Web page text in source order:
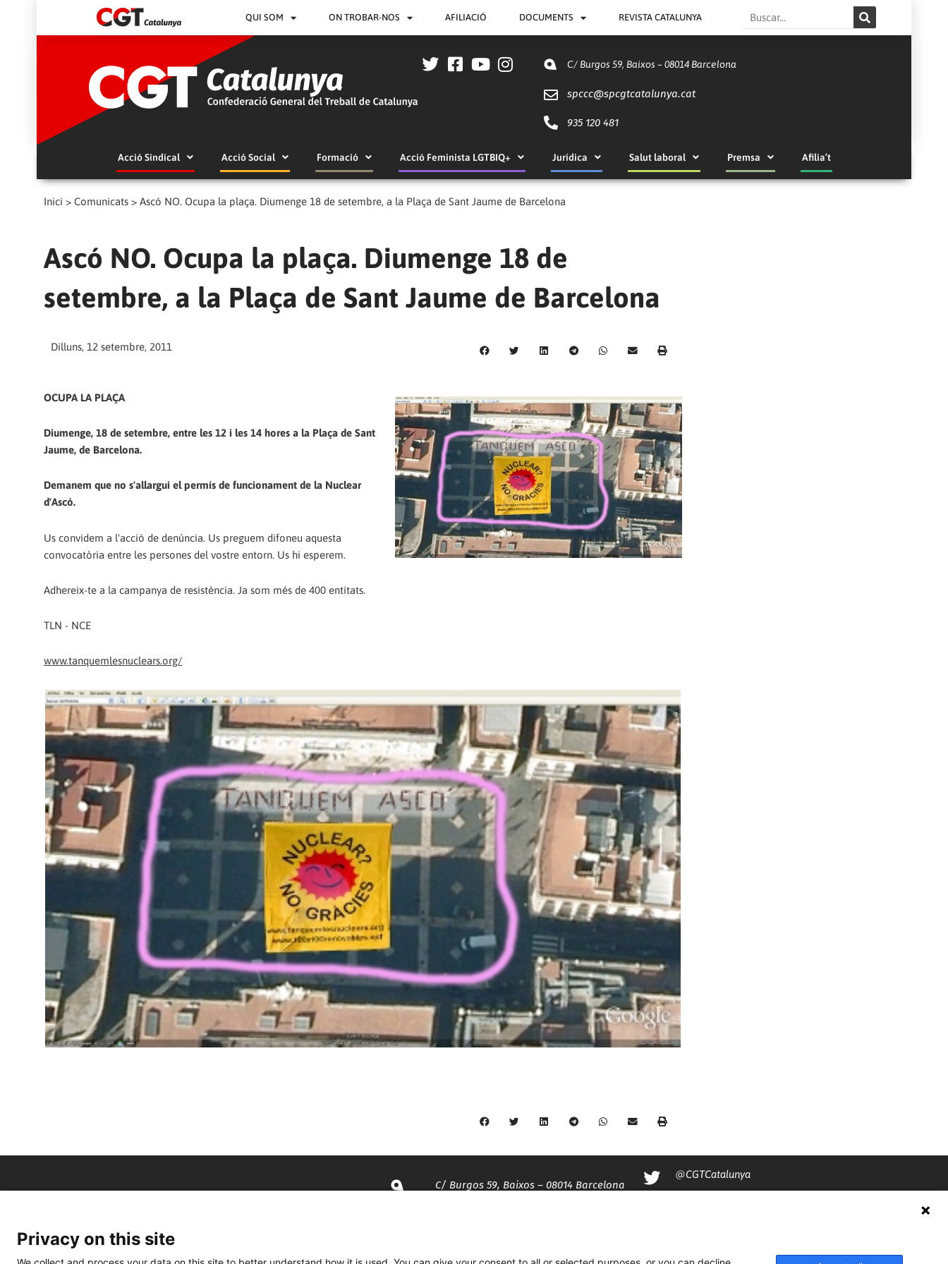
QUI SOM ON TROBAR-NOS AFILIACIÓ DOCUMENTS REVISTA CATALUNYA Search
C/ Burgos 59, Baixos – 08014 Barcelona
spccc@spcgtcatalunya.cat
935 120 481
Acció Sindical Acció Social Formació Acció Feminista LGTBIQ+ Jurídica Salut laboral Premsa Afilia’t
Inici > Comunicats > Ascó NO. Ocupa la plaça. Diumenge 18 de setembre, a la Plaça de Sant Jaume de Barcelona
Ascó NO. Ocupa la plaça. Diumenge 18 de
setembre, a la Plaça de Sant Jaume de Barcelona
Dilluns, 12 setembre, 2011
OCUPA LA PLAÇA
Diumenge, 18 de setembre, entre les 12 i les 14 hores a la Plaça de Sant
Jaume, de Barcelona.
Demanem que no s'allargui el permís de funcionament de la Nuclear
d'Ascó.
Us convidem a l'acció de denúncia. Us preguem difoneu aquesta
convocatòria entre les persones del vostre entorn. Us hi esperem.
Adhereix-te a la campanya de resistència. Ja som més de 400 entitats.
TLN - NCE
www.tanquemlesnuclears.org/
C/ Burgos 59, Baixos – 08014 Barcelona
@CGTCatalunya
Privacy on this site